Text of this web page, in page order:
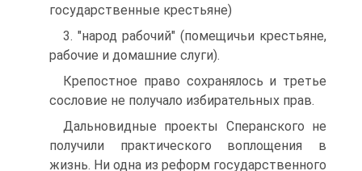
государственные крестьяне)
3. "народ рабочий" (помещичьи крестьяне,
рабочие и домашние слуги).
Крепостное право сохранялось и третье
сословие не получало избирательных прав.
Дальновидные проекты Сперанского не
получили практического воплощения в
жизнь. Ни одна из реформ государственного